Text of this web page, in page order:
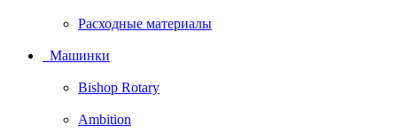
Расходные материалы
Машинки
Bishop Rotary
Ambition